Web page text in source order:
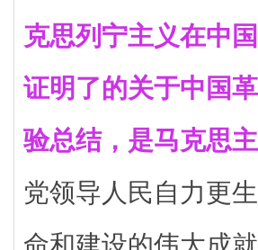
克思列宁主义在中
证明了的关于中国
验总结，是马克思
党领导人民自力更